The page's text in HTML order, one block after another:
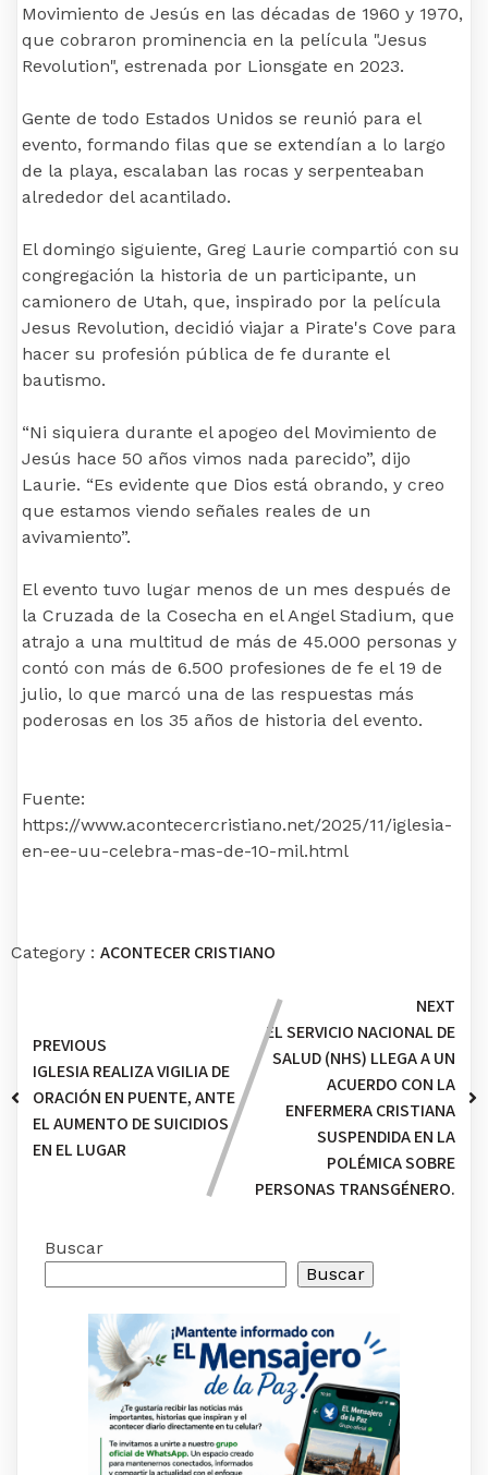
Movimiento de Jesús en las décadas de 1960 y 1970,
que cobraron prominencia en la película "Jesus
Revolution", estrenada por Lionsgate en 2023.
Gente de todo Estados Unidos se reunió para el
evento, formando filas que se extendían a lo largo
de la playa, escalaban las rocas y serpenteaban
alrededor del acantilado.
El domingo siguiente, Greg Laurie compartió con su
congregación la historia de un participante, un
camionero de Utah, que, inspirado por la película
Jesus Revolution, decidió viajar a Pirate's Cove para
hacer su profesión pública de fe durante el
bautismo.
“Ni siquiera durante el apogeo del Movimiento de
Jesús hace 50 años vimos nada parecido”, dijo
Laurie. “Es evidente que Dios está obrando, y creo
que estamos viendo señales reales de un
avivamiento”.
El evento tuvo lugar menos de un mes después de
la Cruzada de la Cosecha en el Angel Stadium, que
atrajo a una multitud de más de 45.000 personas y
contó con más de 6.500 profesiones de fe el 19 de
julio, lo que marcó una de las respuestas más
poderosas en los 35 años de historia del evento.
Fuente:
https://www.acontecercristiano.net/2025/11/iglesia-
en-ee-uu-celebra-mas-de-10-mil.html
Category : ACONTECER CRISTIANO
PREVIOUS
IGLESIA REALIZA VIGILIA DE
ORACIÓN EN PUENTE, ANTE
EL AUMENTO DE SUICIDIOS
EN EL LUGAR
NEXT
EL SERVICIO NACIONAL DE
SALUD (NHS) LLEGA A UN
ACUERDO CON LA
ENFERMERA CRISTIANA
SUSPENDIDA EN LA
POLÉMICA SOBRE
PERSONAS TRANSGÉNERO.
Buscar
Buscar